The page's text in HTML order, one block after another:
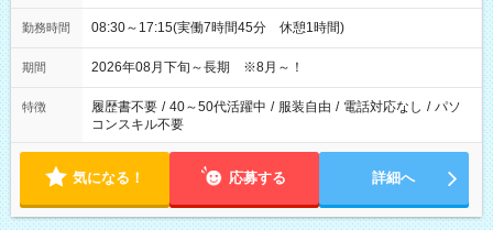
勤務時間 08:30～17:15(実働7時間45分 休憩1時間)
期間 2026年08月下旬～長期 ※8月～！
特徴 履歴書不要 / 40～50代活躍中 / 服装自由 / 電話対応なし / パソ
コンスキル不要
気になる！ 応募する 詳細へ